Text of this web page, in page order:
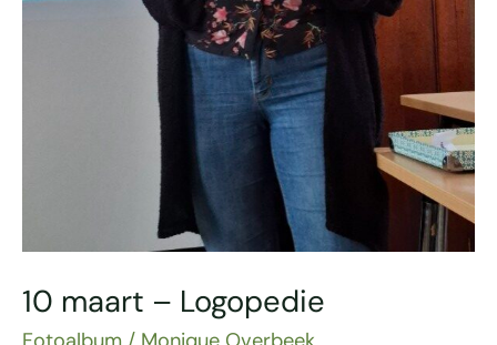
10 maart – Logopedie